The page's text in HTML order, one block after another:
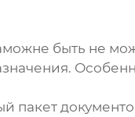
быть не
пакет